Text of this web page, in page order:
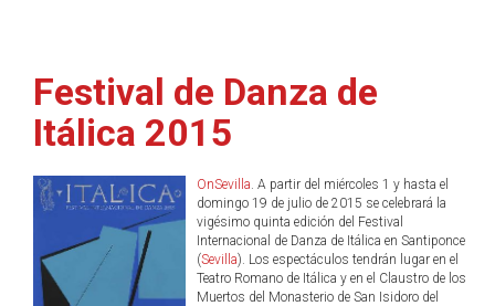
Festival de Danza de
Itálica 2015
OnSevilla. A partir del miércoles 1 y hasta el
domingo 19 de julio de 2015 se celebrará la
vigésimo quinta edición del Festival
Internacional de Danza de Itálica en Santiponce
(Sevilla). Los espectáculos tendrán lugar en el
Teatro Romano de Itálica y en el Claustro de los
Muertos del Monasterio de San Isidoro del